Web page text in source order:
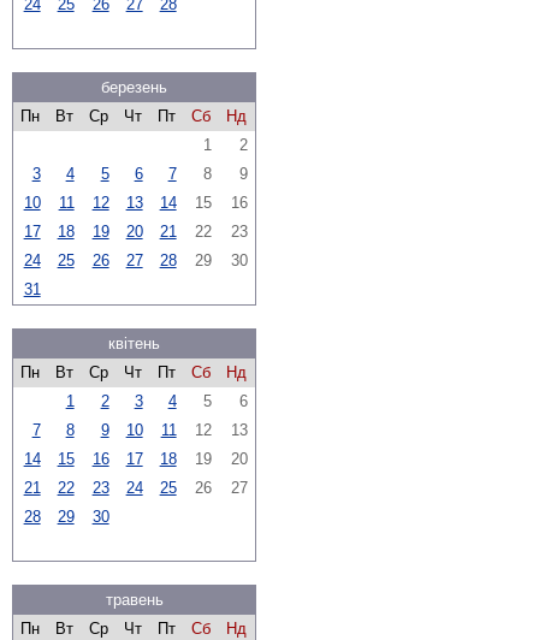
24
25 26 27 28
березень
Пн
Вт Ср Чт Пт Сб
Нд
1
2
3
4 5 6 7 8
9
10
11 12 13 14 15
16
17
18 19 20 21 22
23
24
25 26 27 28 29
30
31
квітень
Пн
Вт Ср Чт Пт Сб
Нд
1
2 3 4 5
6
7
8 9 10 11 12
13
14
15 16 17 18 19
20
21
22 23 24 25 26
27
28
29 30
травень
Пн
Вт Ср Чт Пт Сб
Нд